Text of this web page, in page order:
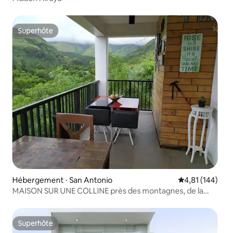
Superhôte
Superhôte
Hébergement ⋅ San Antonio Évaluation
4,81 (144)
MAISON SUR UNE COLLINE près des montagnes, de la
Superhôte
Superhôte